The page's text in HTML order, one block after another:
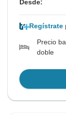
Desde:
Regístrate
Precio
doble